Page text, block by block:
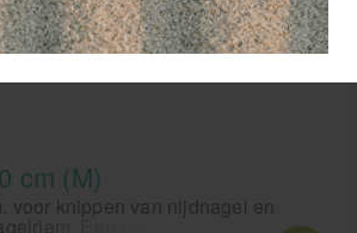
cm (M)
voor knippen van nijdnagel en
Een nagelriem schaartje is